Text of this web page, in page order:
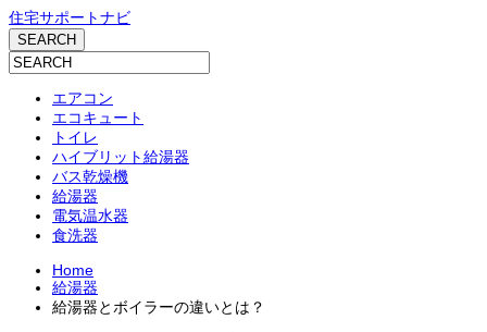
住宅サポートナビ
エアコン
エコキュート
トイレ
ハイブリット給湯器
バス乾燥機
給湯器
電気温水器
食洗器
Home
給湯器
給湯器とボイラーの違いとは？